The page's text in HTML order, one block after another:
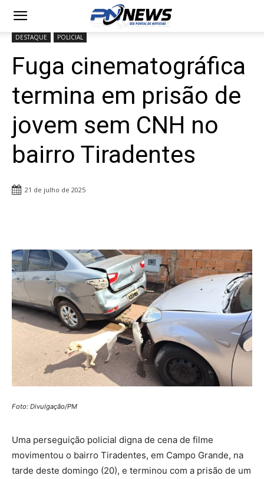
DESTAQUE POLICIAL
Fuga cinematográfica
termina em prisão de
jovem sem CNH no
bairro Tiradentes
21 de julho de 2025
Foto: Divulgação/PM
Uma perseguição policial digna de cena de filme
movimentou o bairro Tiradentes, em Campo Grande, na
tarde deste domingo (20), e terminou com a prisão de um